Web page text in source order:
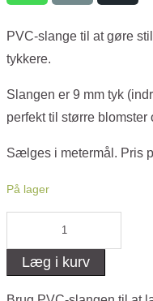
PVC-slange til at gøre
tykkere.
Slangen er 9 mm tyk
perfekt til større blomster
Sælges i metermål. Pris
På lager
slange,
Læg i kurv